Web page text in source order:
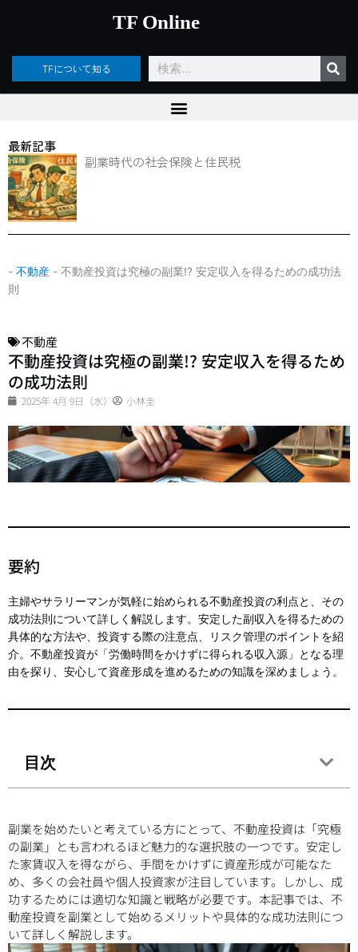
ッ
TF Online
TFについて知る
検
索
最新記事
副業時代の社会保険と住民税
- 不動産 - 不動産投資は究極の副業!? 安定収入を得るための成功法
則
不動産
不動産投資は究極の副業!? 安定収入を得るため
の成功法則
2025年 4月 9日（水） 小林圭
要約
主婦やサラリーマンが気軽に始められる不動産投資の利点と、その
成功法則について詳しく解説します。安定した副収入を得るための
具体的な方法や、投資する際の注意点、リスク管理のポイントを紹
介。不動産投資が「労働時間をかけずに得られる収入源」となる理
由を探り、安心して資産形成を進めるための知識を深めましょう。
目次
副業を始めたいと考えている方にとって、不動産投資は「究極
の副業」とも言われるほど魅力的な選択肢の一つです。安定し
た家賃収入を得ながら、手間をかけずに資産形成が可能なた
め、多くの会社員や個人投資家が注目しています。しかし、成
功するためには適切な知識と戦略が必要です。本記事では、不
動産投資を副業として始めるメリットや具体的な成功法則につ
いて詳しく解説します。